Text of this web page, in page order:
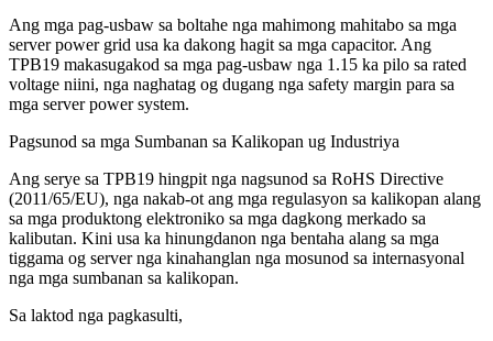
Ang mga pag-usbaw sa boltahe nga mahimong mahitabo sa mga
server power grid usa ka dakong hagit sa mga capacitor. Ang
TPB19 makasugakod sa mga pag-usbaw nga 1.15 ka pilo sa rated
voltage niini, nga naghatag og dugang nga safety margin para sa
mga server power system.
Pagsunod sa mga Sumbanan sa Kalikopan ug Industriya
Ang serye sa TPB19 hingpit nga nagsunod sa RoHS Directive
(2011/65/EU), nga nakab-ot ang mga regulasyon sa kalikopan alang
sa mga produktong elektroniko sa mga dagkong merkado sa
kalibutan. Kini usa ka hinungdanon nga bentaha alang sa mga
tiggama og server nga kinahanglan nga mosunod sa internasyonal
nga mga sumbanan sa kalikopan.
Sa laktod nga pagkasulti,